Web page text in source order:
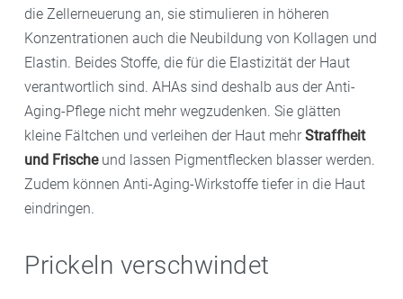
die Zellerneuerung an, sie stimulieren in höheren
Konzentrationen auch die Neubildung von Kollagen und
Elastin. Beides Stoffe, die für die Elastizität der Haut
verantwortlich sind. AHAs sind deshalb aus der Anti-
Aging-Pflege nicht mehr wegzudenken. Sie glätten
kleine Fältchen und verleihen der Haut mehr Straffheit
und Frischeund lassen Pigmentflecken blasser werden.
Zudem können Anti-Aging-Wirkstoffe tiefer in die Haut
eindringen.
Prickeln verschwindet